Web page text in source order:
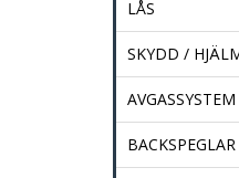
LÅS
SKYDD /
AVGASSYSTEM
BACKSPEGLAR